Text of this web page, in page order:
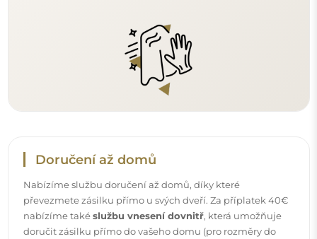
Doručení až domů
Nabízíme službu doručení až domů, díky které
převezmete zásilku přímo u svých dveří. Za příplatek 40€
nabízíme takéslužbu vnesení dovnitř, která umožňuje
doručit zásilku přímo do vašeho domu (pro rozměry do